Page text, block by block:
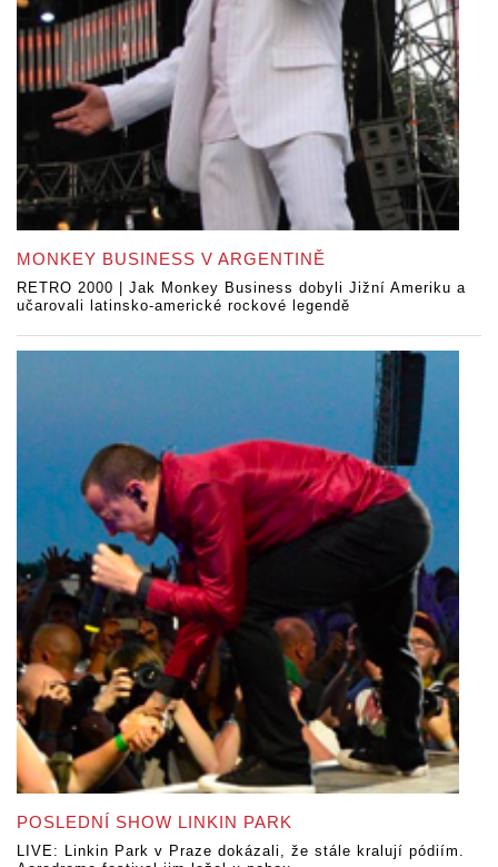
MONKEY BUSINESS V ARGENTINĚ
RETRO 2000 | Jak Monkey Business dobyli Jižní Ameriku a
učarovali latinsko-americké rockové legendě
POSLEDNÍ SHOW LINKIN PARK
LIVE: Linkin Park v Praze dokázali, že stále kralují pódiím.